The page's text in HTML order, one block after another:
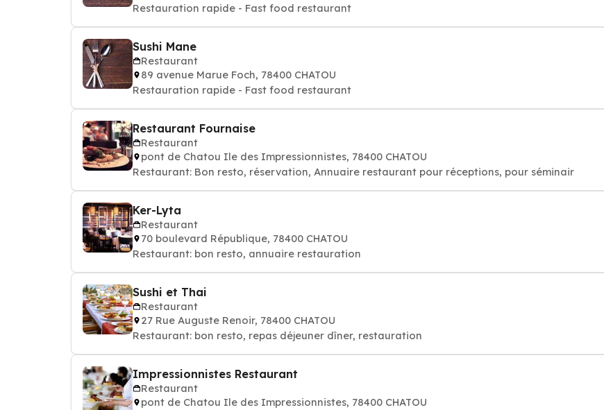
Restauration rapide - Fast food restaurant
Sushi Mane
Restaurant
89 avenue Marue Foch, 78400 CHATOU
Restauration rapide - Fast food restaurant
Restaurant Fournaise
Restaurant
pont de Chatou Ile des Impressionnistes, 78400 CHATOU
Restaurant: Bon resto, réservation, Annuaire restaurant pour réceptions, pour séminair
Ker-Lyta
Restaurant
70 boulevard République, 78400 CHATOU
Restaurant: bon resto, annuaire restauration
Sushi et Thai
Restaurant
27 Rue Auguste Renoir, 78400 CHATOU
Restaurant: bon resto, repas déjeuner dîner, restauration
Impressionnistes Restaurant
Restaurant
pont de Chatou Ile des Impressionnistes, 78400 CHATOU